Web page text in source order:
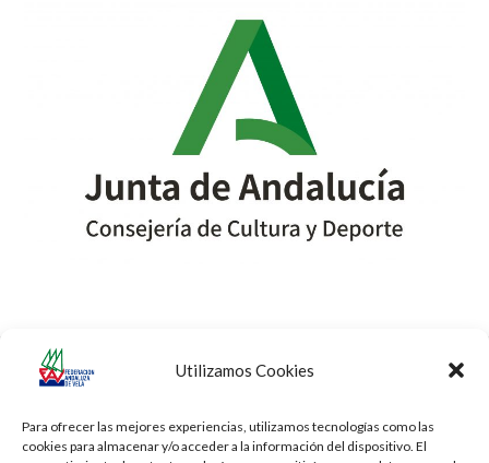
Utilizamos Cookies
Para ofrecer las mejores experiencias, utilizamos tecnologías como las
cookies para almacenar y/o acceder a la información del dispositivo. El
previous
Campeonato de España de
Campeonato de España de